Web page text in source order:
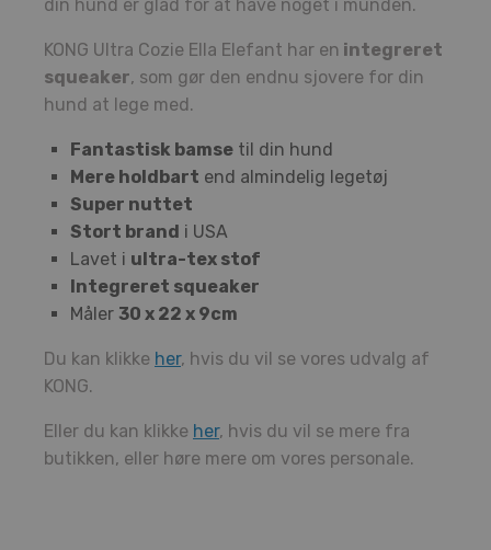
din hund er glad for at have noget i munden.
KONG Ultra Cozie Ella Elefant har en integreret
squeaker, som gør den endnu sjovere for din
hund at lege med.
Fantastisk bamse til din hund
Mere holdbart end almindelig legetøj
Super nuttet
Stort brand i USA
Lavet i ultra-tex stof
Integreret squeaker
Måler 30 x 22 x 9cm
Du kan klikke her, hvis du vil se vores udvalg af
KONG.
Eller du kan klikke her, hvis du vil se mere fra
butikken, eller høre mere om vores personale.